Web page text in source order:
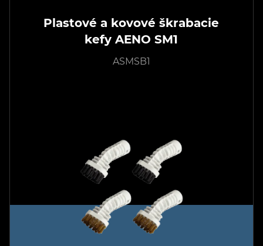
Plastové a kovové škrabacie
kefy AENO SM1
ASMSB1